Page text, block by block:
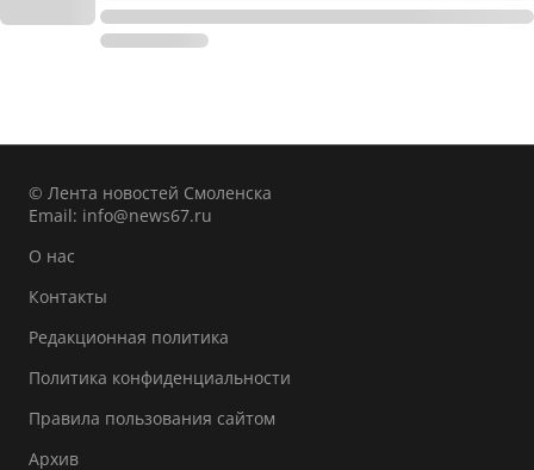
© Лента новостей Смоленска
Email: info@news67.ru
О нас
Контакты
Редакционная политика
Политика конфиденциальности
Правила пользования сайтом
Архив